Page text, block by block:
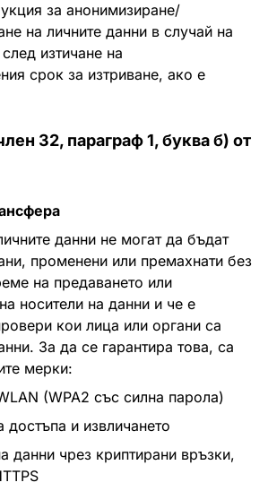
за анонимизиране/
на личните данни в случай на
изтичане на
срок за изтриване, ако е
32, параграф 1, буква б) от
данни не могат да бъдат
променени или премахнати без
на предаването или
носители на данни и че е
кои лица или органи са
За да се гарантира това, са
мерки:
(WPA2 със силна парола)
достъпа и извличането
данни чрез криптирани връзки,